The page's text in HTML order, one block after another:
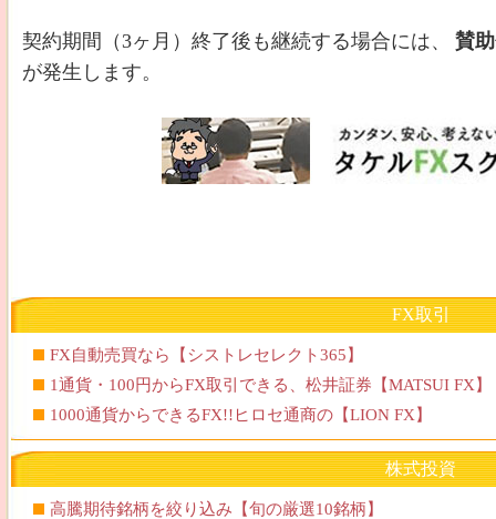
契約期間（3ヶ月）終了後も継続する場合には、
賛
が発生します。
FX取引
FX自動売買なら【シストレセレクト365】
1通貨・100円からFX取引できる、松井証券【MATSUI FX】
1000通貨からできるFX!!ヒロセ通商の【LION FX】
株式投資
高騰期待銘柄を絞り込み【旬の厳選10銘柄】